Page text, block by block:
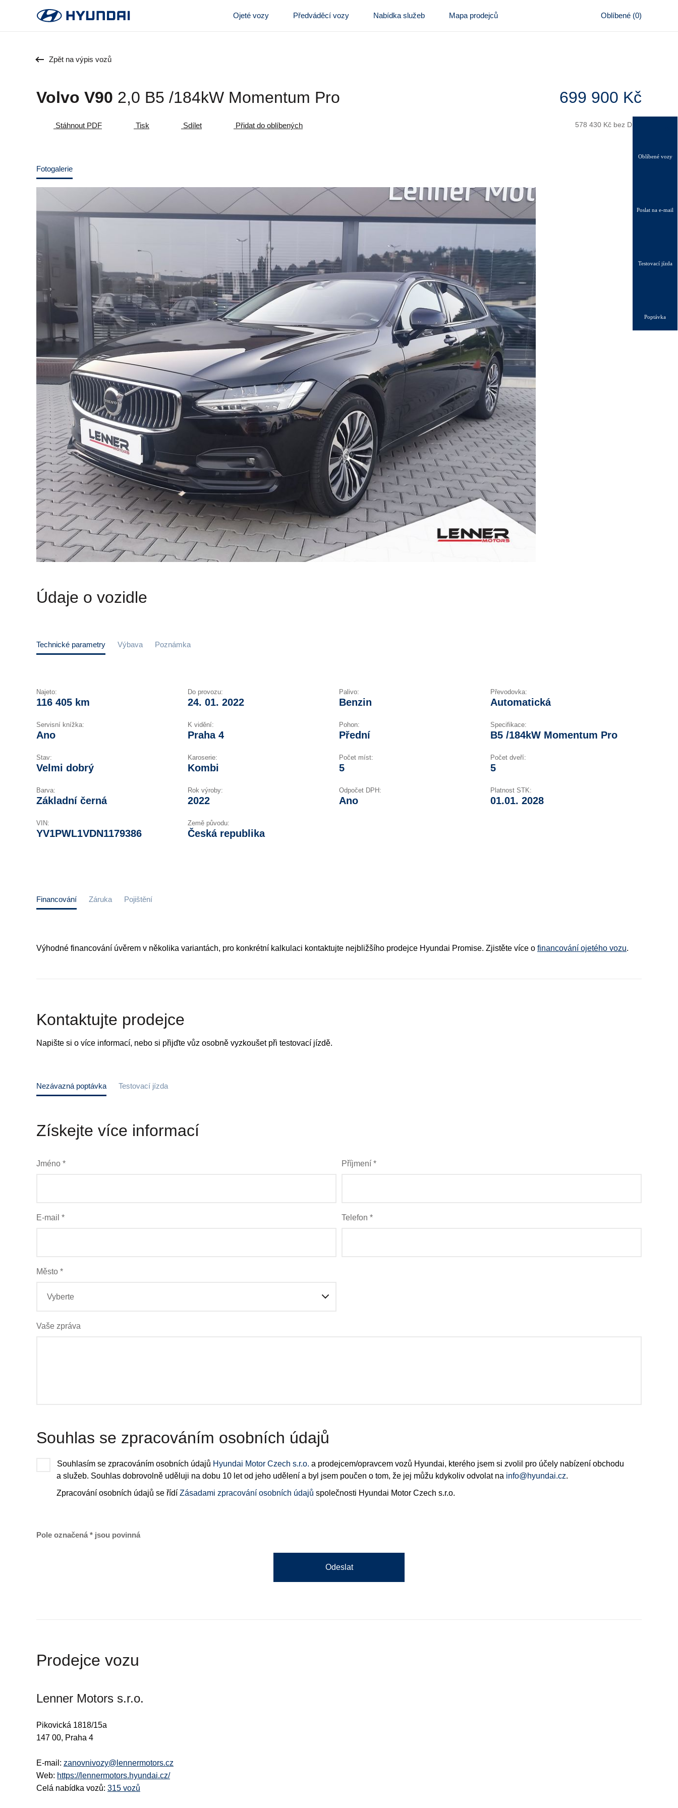
Ojeté vozy Předváděcí vozy Nabídka služeb Mapa prodejců Oblíbené (0)
Oblíbené vozy
Poslat na e-mail
Testovací jízda
Poptávka
Zpět na výpis vozů
Volvo V90 2,0 B5 /184kW Momentum Pro
Stáhnout PDF Tisk Sdílet Přidat do oblíbených
699 900 Kč
578 430 Kč bez DPH
Fotogalerie
Údaje o vozidle
Technické parametry Výbava Poznámka
Najeto:
116 405 km
Do provozu:
24. 01. 2022
Palivo:
Benzin
Převodovka:
Automatická
Servisní knížka:
Ano
K vidění:
Praha 4
Pohon:
Přední
Specifikace:
B5 /184kW Momentum Pro
Stav:
Velmi dobrý
Karoserie:
Kombi
Počet míst:
5
Počet dveří:
5
Barva:
Základní černá
Rok výroby:
2022
Odpočet DPH:
Ano
Platnost STK:
01.01. 2028
VIN:
YV1PWL1VDN1179386
Země původu:
Česká republika
Financování Záruka Pojištění
Výhodné financování úvěrem v několika variantách, pro konkrétní kalkulaci kontaktujte nejbližšího prodejce Hyundai Promise. Zjistěte více o financování ojetého vozu.
Kontaktujte prodejce
Napište si o více informací, nebo si přijďte vůz osobně vyzkoušet při testovací jízdě.
Nezávazná poptávka Testovací jízda
Získejte více informací
Jméno * Příjmení *
E-mail * Telefon *
Město *
Vyberte
Vaše zpráva
Souhlas se zpracováním osobních údajů
Souhlasím se zpracováním osobních údajů Hyundai Motor Czech s.r.o. a prodejcem/opravcem vozů Hyundai, kterého jsem si zvolil pro účely nabízení obchodu
a služeb. Souhlas dobrovolně uděluji na dobu 10 let od jeho udělení a byl jsem poučen o tom, že jej můžu kdykoliv odvolat na info@hyundai.cz.
Zpracování osobních údajů se řídí Zásadami zpracování osobních údajů společnosti Hyundai Motor Czech s.r.o.
Pole označená * jsou povinná
Odeslat
Prodejce vozu
Lenner Motors s.r.o.
Pikovická 1818/15a
147 00, Praha 4
E-mail: zanovnivozy@lennermotors.cz
Web: https://lennermotors.hyundai.cz/
Celá nabídka vozů: 315 vozů